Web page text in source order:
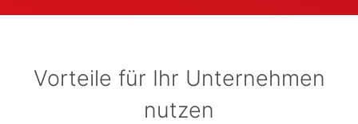
Vorteile für Ihr Unternehmen
nutzen